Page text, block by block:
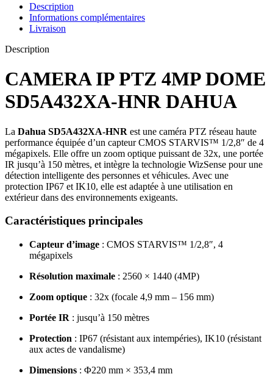
Description
Informations complémentaires
Livraison
Description
CAMERA IP PTZ 4MP DOME
SD5A432XA-HNR DAHUA
La Dahua SD5A432XA-HNR est une caméra PTZ réseau haute
performance équipée d’un capteur CMOS STARVIS™ 1/2,8″ de 4
mégapixels. Elle offre un zoom optique puissant de 32x, une portée
IR jusqu’à 150 mètres, et intègre la technologie WizSense pour une
détection intelligente des personnes et véhicules. Avec une
protection IP67 et IK10, elle est adaptée à une utilisation en
extérieur dans des environnements exigeants.
Caractéristiques principales
Capteur d’image : CMOS STARVIS™ 1/2,8″, 4
mégapixels
Résolution maximale : 2560 × 1440 (4MP)
Zoom optique : 32x (focale 4,9 mm – 156 mm)
Portée IR : jusqu’à 150 mètres
Protection : IP67 (résistant aux intempéries), IK10 (résistant
aux actes de vandalisme)
Dimensions : Φ220 mm × 353,4 mm